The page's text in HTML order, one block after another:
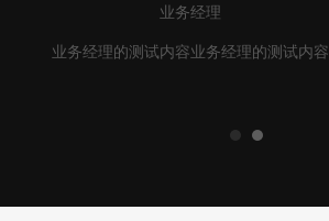
业务经理
业务经理的测试内容业务经理的测试内容